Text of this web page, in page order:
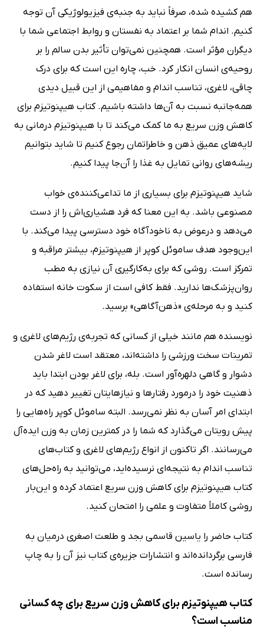
هم کشیده شده، صرفاً نباید به جنبه‌ی فیزیولوژیکی آن توجه
کنیم. اندام شما بر اعتماد به نفستان و روابط اجتماعی شما با
دیگران مؤثر است. همچنین نمی‌توان تأثیر بدن سالم را بر
روحیه‌ی انسان انکار کرد. خب، چاره این است که برای درک
چاقی، لاغری، تناسب اندام و مفاهیمی از این قبیل دیدی
همه‌جانبه نسبت به آن‌ها داشته باشیم. کتاب هیپنوتیزم برای
کاهش وزن سریع به ما کمک می‌کند تا با هیپنوتیزم درمانی به
لایه‌های عمیق ذهن و خاطراتمان رجوع کنیم تا شاید بتوانیم
ریشه‌های روانی تمایل به غذا را آن‌جا پیدا کنیم.
شاید هیپنوتیزم برای بسیاری از ما تداعی‌کننده‌ی خواب
مصنوعی باشد. به این معنا که فرد هشیاری‌اش را از دست
می‌دهد و درعوض به ناخودآگاه خود دسترسی پیدا می‌کند. با
این‌وجود هدف ساموئل کوپر از هیپنوتیزم، بیشتر مراقبه و
تمرکز است. روشی که برای به‌کارگیری آن نیازی به مطب
روان‌پزشک‌ها ندارید. فقط کافی است از سکوت خانه استفاده
کنید و به مرحله‌ی «ذهن‌آگاهی» برسید.
نویسنده هم مانند خیلی از کسانی که تجربه‌ی رژیم‌های لاغری و
تمرینات سخت ورزشی را داشته‌اند، معتقد است لاغر شدن
دشوار و گاهی دلهره‌آور است. بله، برای لاغر بودن ابتدا باید
ذهنیت خود را درمورد رفتارها و نیازهایتان تغییر دهید که در
ابتدای امر آسان به نظر نمی‌رسد. البته ساموئل کوپر راه‌هایی را
پیش رویتان می‌گذارد که شما را در کمترین زمان به وزن ایده‌آل
می‌رسانند. اگر تاکنون از انواع رژیم‌های لاغری و کتاب‌های
تناسب اندام به نتیجه‌ای نرسیده‌اید، می‌توانید به راه‌حل‌های
کتاب هیپنوتیزم برای کاهش وزن سریع اعتماد کرده و این‌بار
روشی کاملاً متفاوت و علمی را امتحان کنید.
کتاب حاضر را یاسین قاسمی بجد و طلعت اصغری درمیان به
فارسی برگردانده‌اند و انتشارات جزیره‌ی کتاب نیز آن را به چاپ
رسانده است.
کتاب هیپنوتیزم برای کاهش وزن سریع برای چه کسانی
مناسب است؟